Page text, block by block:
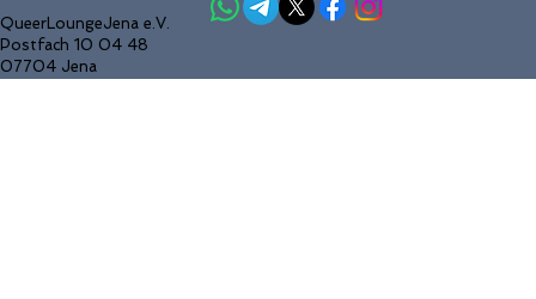
QueerLoungeJena e.V.
Postfach 10 04 48
07704 Jena